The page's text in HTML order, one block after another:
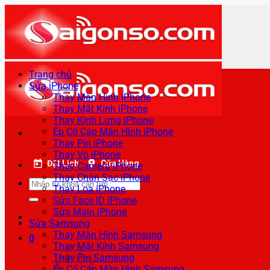
qua
nội
dung
Đặt Lịch Cửa Hàng
Tìm
kiếm:
0
Trang chủ
Sửa iPhone
Thay Màn Hình iPhone
Thay Mặt Kính iPhone
Thay Kính Lưng iPhone
Ép Cổ Cáp Màn Hình iPhone
Thay Pin iPhone
Thay Vỏ iPhone
Thay Camera iPhone
Thay Chân Sạc iPhone
Thay Loa iPhone
Sửa Face ID iPhone
Sửa Main iPhone
Sửa Samsung
Thay Màn Hình Samsung
Thay Mặt Kính Samsung
Thay Pin Samsung